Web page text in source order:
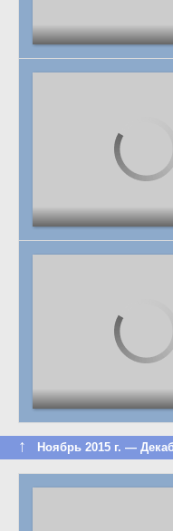
↑ Ноябрь 2015 г. —